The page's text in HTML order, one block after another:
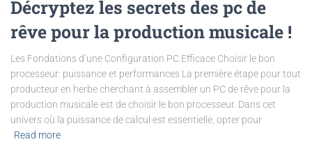
Décryptez les secrets des pc de
rêve pour la production musicale !
Les Fondations d’une Configuration PC Efficace Choisir le bon
processeur: puissance et performances La première étape pour tout
producteur en herbe cherchant à assembler un PC de rêve pour la
production musicale est de choisir le bon processeur. Dans cet
univers où la puissance de calcul est essentielle, opter pour
Read more